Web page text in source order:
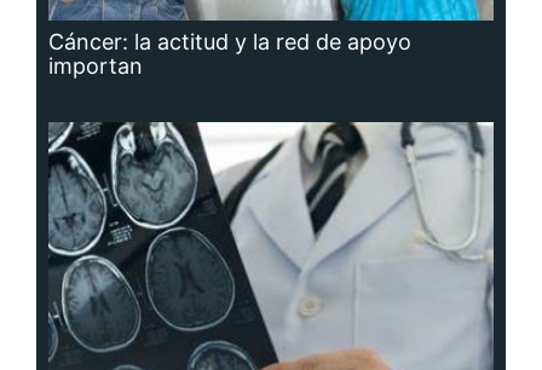
Cáncer: la actitud y la red de apoyo
importan